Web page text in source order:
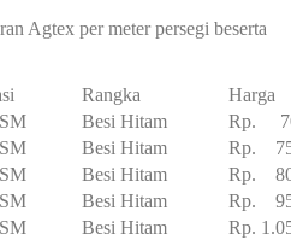
Agtex per meter persegi beserta
Rangka
Harga
Besi Hitam
Rp.
Besi Hitam
Rp.
Besi Hitam
Rp.
Besi Hitam
Rp.
Besi Hitam Rp.